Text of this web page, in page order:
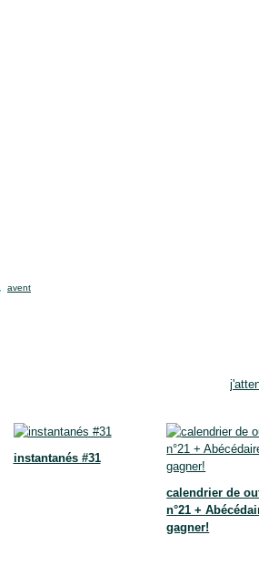
avent
instantanés #31
calendrier de
n°21 +
gagner!